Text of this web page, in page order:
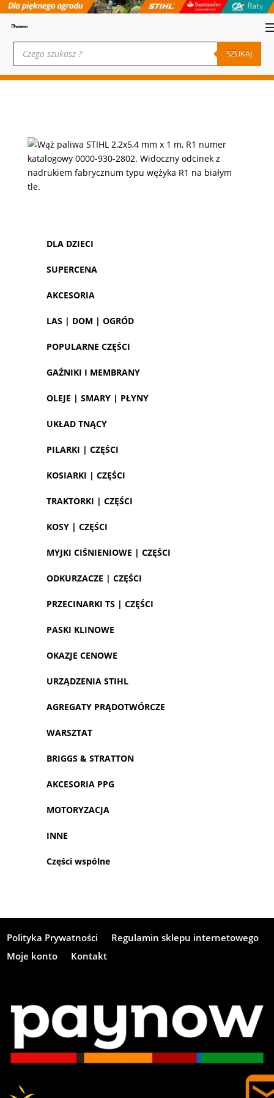
Wyszukiwarka
produktów SZUKAJ
DLA DZIECI
SUPERCENA
AKCESORIA
LAS | DOM | OGRÓD
POPULARNE CZĘŚCI
GAŹNIKI I MEMBRANY
OLEJE | SMARY | PŁYNY
UKŁAD TNĄCY
PILARKI | CZĘŚCI
KOSIARKI | CZĘŚCI
TRAKTORKI | CZĘŚCI
KOSY | CZĘŚCI
MYJKI CIŚNIENIOWE | CZĘŚCI
ODKURZACZE | CZĘŚCI
PRZECINARKI TS | CZĘŚCI
PASKI KLINOWE
OKAZJE CENOWE
URZĄDZENIA STIHL
AGREGATY PRĄDOTWÓRCZE
WARSZTAT
BRIGGS & STRATTON
AKCESORIA PPG
MOTORYZACJA
INNE
Części wspólne
Polityka Prywatności
Regulamin sklepu internetowego
Moje konto
Kontakt